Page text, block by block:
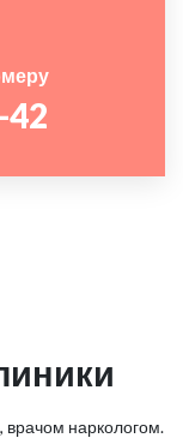
42
врачом наркологом.